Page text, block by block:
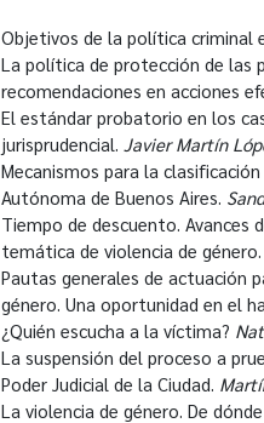
Objetivos de la política criminal
La política de protección de las
recomendaciones en acciones
El estándar probatorio en los
jurisprudencial.
Javier Martín
Mecanismos para la
Autónoma de Buenos Aires.
Tiempo de descuento.
temática de violencia de género.
Pautas generales de actuación
género. Una oportunidad en el
¿Quién escucha a la víctima?
La suspensión del proceso a
Poder Judicial de la Ciudad.
La violencia de género. De